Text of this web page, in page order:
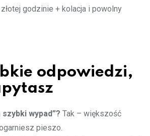
godzinie + kolacja i powolny
odpowiedzi,
szybki wypad”? Tak – większość
pieszo.